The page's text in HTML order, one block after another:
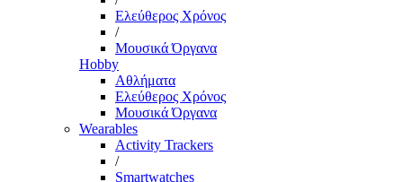
Ελεύθερος Χρόνος
/
Μουσικά Όργανα
Hobby
Αθλήματα
Ελεύθερος Χρόνος
Μουσικά Όργανα
Wearables
Activity Trackers
/
Smartwatches